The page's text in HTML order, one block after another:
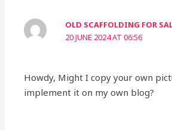
OLD SCAFFOLDING FOR
20 JUNE 2024 AT 06:56
Howdy, Might I copy your own
implement it on my own blog?